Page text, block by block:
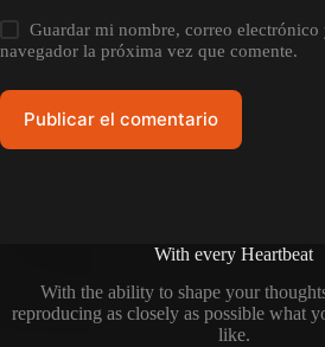
Guardar mi nombre, correo electrónico
navegador la próxima vez que comente.
Publicar el comentario
With every Heartbeat
With the ability to shape your
reproducing as closely as possible what
like.